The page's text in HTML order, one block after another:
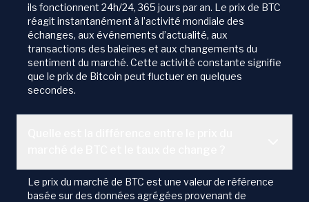
ils fonctionnent 24h/24, 365 jours par an. Le prix de BTC
réagit instantanément à l’activité mondiale des
échanges, aux événements d’actualité, aux
transactions des baleines et aux changements du
sentiment du marché. Cette activité constante signifie
que le prix de Bitcoin peut fluctuer en quelques
secondes.
Le prix du marché de BTC est une valeur de référence
basée sur des données agrégées provenant de